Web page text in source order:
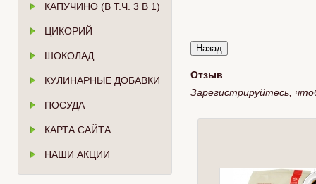
КАПУЧИНО (В Т.Ч. 3 В 1)
ЦИКОРИЙ
ШОКОЛАД
КУЛИНАРНЫЕ ДОБАВКИ
ПОСУДА
КАРТА САЙТА
НАШИ АКЦИИ
Отзыв
Зарегистрируйтесь,